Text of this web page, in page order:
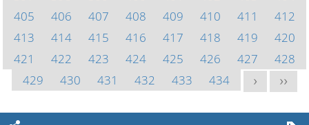
405
406 407 408 409 410 411
412
413
414 415 416 417 418 419
420
421
422 423 424 425 426 427
428
429
430 431 432 433 434 > >>